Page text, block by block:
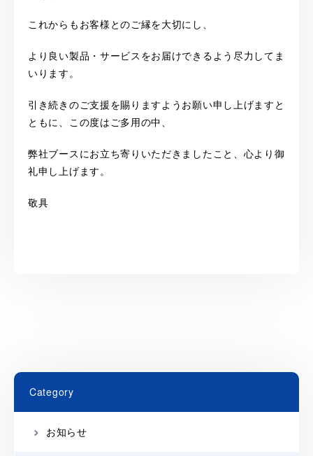
これからもお客様とのご縁を大切にし、
より良い製品・サービスをお届けできるよう尽力してま
いります。
引き続きのご支援を賜りますようお願い申し上げますと
ともに、この度はご多用の中、
弊社ブースにお立ち寄りいただきましたこと、心より御
礼申し上げます。
敬具
Category
お知らせ